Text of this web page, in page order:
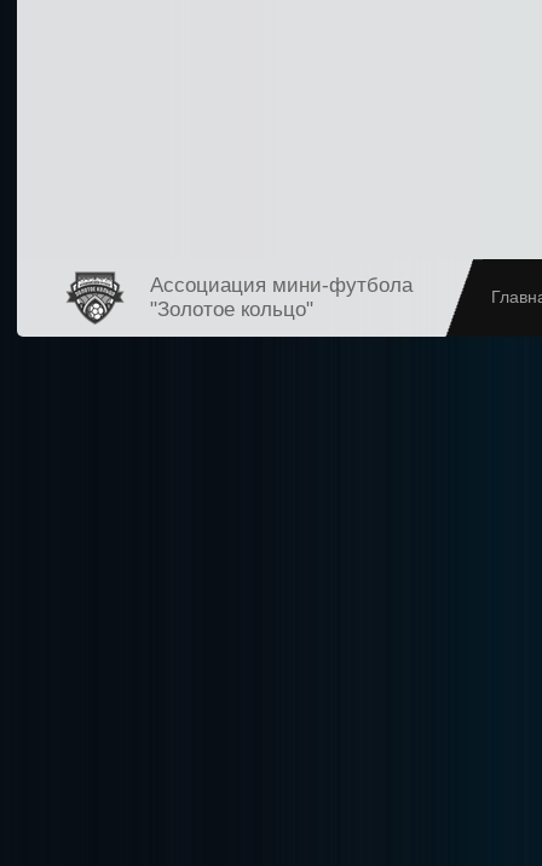
Ассоциация мини-футбола
"Золотое кольцо"